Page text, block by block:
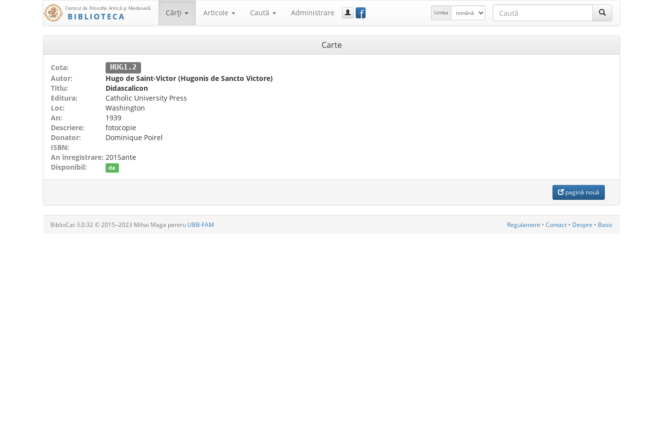
Centrul de Filosofie Antică şi Medievală
BIBLIOTECA Cărţi Articole Caută Administrare f Limba
Carte
Cota: HUG1.2
Autor:
Hugo de Saint-Victor (Hugonis de Sancto Victore)
Titlu:
Didascalicon
Editura:
Catholic University Press
Loc:
Washington
An:
1939
Descriere:
fotocopie
Donator:
Dominique Poirel
ISBN:
An înregistrare: 2015ante
Disponibil:
da
pagină nouă
BiblioCat 3.0.32 © 2015‒2023 Mihai Maga pentru UBB-FAM Regulament • Contact • Despre • Basic